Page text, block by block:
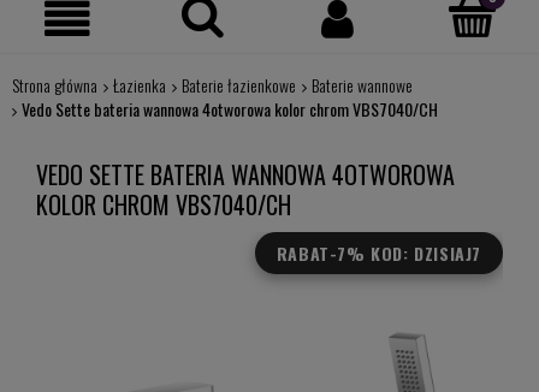
Strona główna Łazienka Baterie łazienkowe
Baterie wannowe
Vedo Sette bateria wannowa 4otworowa kolor chrom VBS7040/CH
VEDO SETTE BATERIA WANNOWA 4OTWOROWA
KOLOR CHROM VBS7040/CH
RABAT-7% KOD: DZISIAJ7